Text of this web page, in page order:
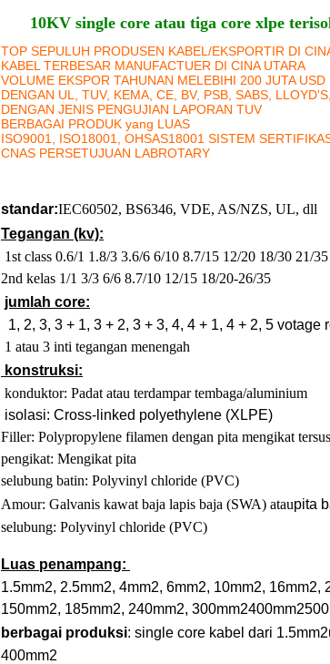
10KV single core atau tiga core xlpe
TOP SEPULUH PRODUSEN KABEL/EKSPORTIR DI
KABEL TERBESAR MANUFACTUER DI CINA UTARA
VOLUME EKSPOR TAHUNAN MELEBIHI 200 JUTA USD
DENGAN UL, TUV, KEMA, CE, BV, PSB, SABS,
DENGAN JENIS PENGUJIAN LAPORAN TUV
BERBAGAI PRODUK yang LUAS
ISO9001, ISO18001, OHSAS18001 SISTEM
CNAS PERSETUJUAN LABROTARY
standar:IEC60502, BS6346, VDE, AS/NZS, UL, dll
Tegangan (kv):
1st class 0.6/1 1.8/3 3.6/6 6/10 8.7/15 12/20 18/30 21/35
2nd kelas 1/1 3/3 6/6 8.7/10 12/15 18/20-26/35
jumlah core:
1, 2, 3, 3 + 1, 3 + 2, 3 + 3, 4, 4 + 1, 4 + 2, 5 votage
1 atau 3 inti tegangan menengah
konstruksi:
konduktor: Padat atau terdampar tembaga/aluminium
isolasi: Cross-linked polyethylene (XLPE)
Filler: Polypropylene filamen dengan pita mengikat
pengikat: Mengikat pita
selubung batin: Polyvinyl chloride (PVC)
Amour: Galvanis kawat baja lapis baja (SWA) ataupita
selubung: Polyvinyl chloride (PVC)
Luas penampang:
1.5mm2, 2.5mm2, 4mm2, 6mm2, 10mm2, 16mm2,
150mm2, 185mm2, 240mm2, 300mm2400mm2
berbagai produksi: single core kabel dari 1.5mm2
400mm2